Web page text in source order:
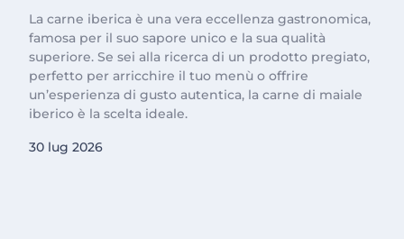
La carne iberica è una vera eccellenza gastronomica,
famosa per il suo sapore unico e la sua qualità
superiore. Se sei alla ricerca di un prodotto pregiato,
perfetto per arricchire il tuo menù o offrire
un’esperienza di gusto autentica, la carne di maiale
iberico è la scelta ideale.
30 lug 2026